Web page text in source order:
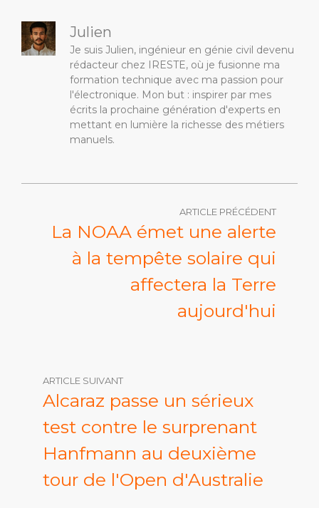
Julien
Je suis Julien, ingénieur en génie civil devenu
rédacteur chez IRESTE, où je fusionne ma
formation technique avec ma passion pour
l'électronique. Mon but : inspirer par mes
écrits la prochaine génération d'experts en
mettant en lumière la richesse des métiers
manuels.
ARTICLE PRÉCÉDENT
La NOAA émet une alerte
à la tempête solaire qui
affectera la Terre
aujourd'hui
ARTICLE SUIVANT
Alcaraz passe un sérieux
test contre le surprenant
Hanfmann au deuxième
tour de l'Open d'Australie